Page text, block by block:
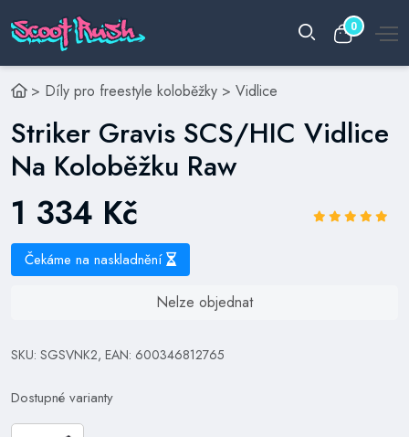
0
> Díly pro freestyle koloběžky > Vidlice
Striker Gravis SCS/HIC Vidlice
Na Koloběžku Raw
1 334 Kč
Čekáme na naskladnění
Nelze objednat
SKU: SGSVNK2, EAN: 600346812765
Dostupné varianty